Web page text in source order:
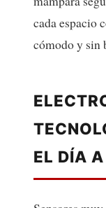
cada espacio
cómodo y sin
EL DÍA